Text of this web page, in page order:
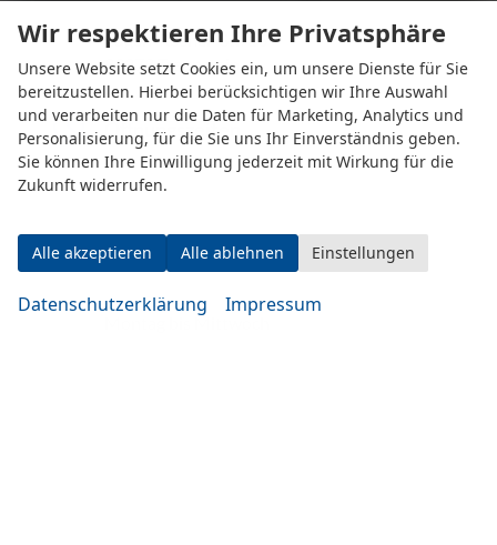
Eugen-Rosner-Str. 16
83278 Traunstein
Öffnungszeiten
Montag bis Mittwoch
Wir respektieren Ihre Privatsphäre
Unsere Website setzt Cookies ein, um unsere Dienste für Sie
bereitzustellen. Hierbei berücksichtigen wir Ihre Auswahl
und verarbeiten nur die Daten für Marketing, Analytics und
Personalisierung, für die Sie uns Ihr Einverständnis geben.
Sie können Ihre Einwilligung jederzeit mit Wirkung für die
Zukunft widerrufen.
Alle akzeptieren Alle ablehnen Einstellungen
Datenschutzerklärung Impressum